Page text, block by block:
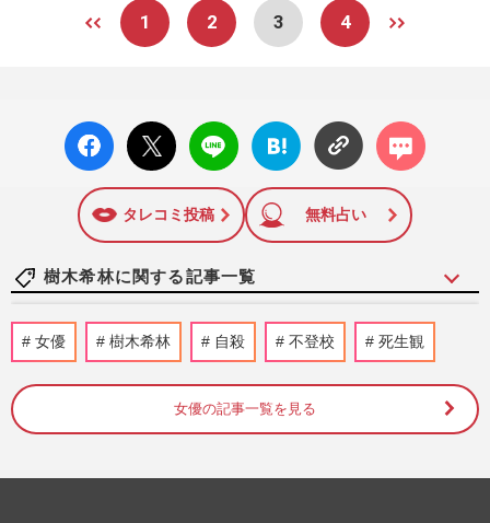
1 2 3 4
facebo
ok い
X ポス
ト
LINE
はてな
ブック
に追加
コメン
ト
タレコミ投稿 無料占い
樹木希林に関する記事一覧
本木雅弘「丸刈りで直談判」「OK出ても
再撮影」…『シブがき隊』から“唯一無二
週刊女性2026年6月30日号 2026/6/18
キャラ”、流れを変えたお笑い、いじられ
女優 樹木希林 自殺 不登校 死生観
女優の記事一覧を見る